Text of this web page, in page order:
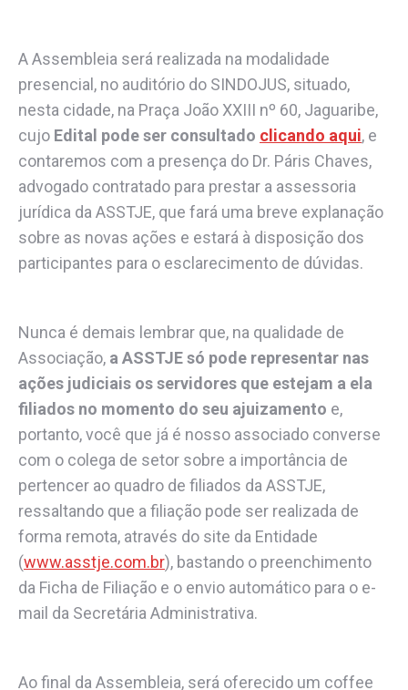
A Assembleia será realizada na modalidade
presencial, no auditório do SINDOJUS, situado,
nesta cidade, na Praça João XXIII nº 60, Jaguaribe,
cujo Edital pode ser consultado clicando aqui, e
contaremos com a presença do Dr. Páris Chaves,
advogado contratado para prestar a assessoria
jurídica da ASSTJE, que fará uma breve explanação
sobre as novas ações e estará à disposição dos
participantes para o esclarecimento de dúvidas.
Nunca é demais lembrar que, na qualidade de
Associação, a ASSTJE só pode representar nas
ações judiciais os servidores que estejam a ela
filiados no momento do seu ajuizamento e,
portanto, você que já é nosso associado converse
com o colega de setor sobre a importância de
pertencer ao quadro de filiados da ASSTJE,
ressaltando que a filiação pode ser realizada de
forma remota, através do site da Entidade
(www.asstje.com.br), bastando o preenchimento
da Ficha de Filiação e o envio automático para o e-
mail da Secretária Administrativa.
Ao final da Assembleia, será oferecido um coffee